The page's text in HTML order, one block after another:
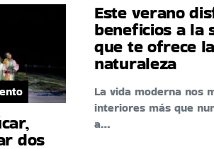
dos
Este verano
beneficios a la
que te ofrece la
naturaleza
La vida moderna nos
interiores más que
a…